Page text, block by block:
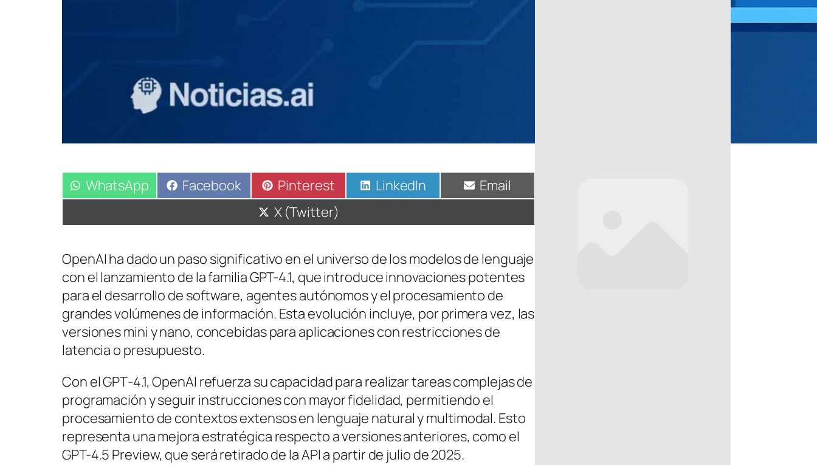
Compartir
en
WhatsApp Compartir
en
Facebook Compartir
en
Pinterest Compartir
en
LinkedIn Compartir
en
Email
Compartir
en
X (Twitter)
OpenAI ha dado un paso significativo en el universo de los modelos de lenguaje
con el lanzamiento de la familia GPT-4.1, que introduce innovaciones potentes
para el desarrollo de software, agentes autónomos y el procesamiento de
grandes volúmenes de información. Esta evolución incluye, por primera vez, las
versiones mini y nano, concebidas para aplicaciones con restricciones de
latencia o presupuesto.
Con el GPT‑4.1, OpenAI refuerza su capacidad para realizar tareas complejas de
programación y seguir instrucciones con mayor fidelidad, permitiendo el
procesamiento de contextos extensos en lenguaje natural y multimodal. Esto
representa una mejora estratégica respecto a versiones anteriores, como el
GPT-4.5 Preview, que será retirado de la API a partir de julio de 2025.